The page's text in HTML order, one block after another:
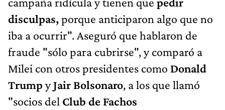
disculpas,porque anticiparon algo que no
iba a ocurrir". Aseguró que hablaron de
fraude "sólo para cubrirse", y comparó a
Milei con otros presidentes como Donald
Trump yJair Bolsonaro, a los que llamó
"socios del Club de Fachos